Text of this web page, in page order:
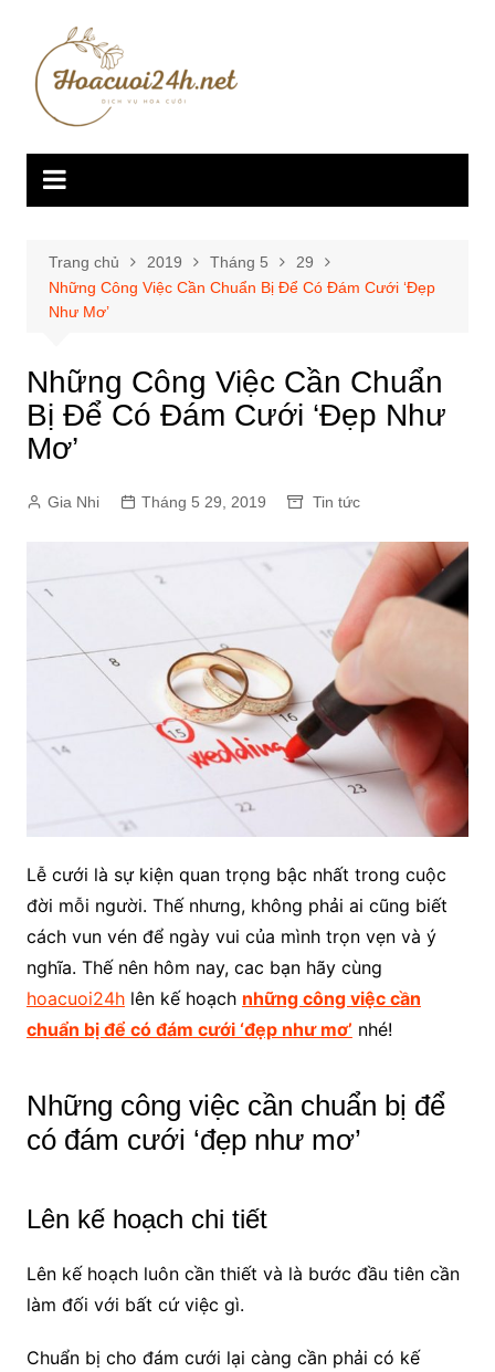
phần
Trang chủ 2019 Tháng 5
29
Những Công Việc Cần Chuẩn Bị Để Có Đám Cưới ‘Đẹp
Như Mơ’
Những Công Việc Cần Chuẩn
Bị Để Có Đám Cưới ‘Đẹp Như
Mơ’
Gia Nhi Tháng 5 29, 2019 Tin tức
Lễ cưới là sự kiện quan trọng bậc nhất trong cuộc
đời mỗi người. Thế nhưng, không phải ai cũng biết
cách vun vén để ngày vui của mình trọn vẹn và ý
nghĩa. Thế nên hôm nay, cac bạn hãy cùng
hoacuoi24hlên kế hoạch những công việc cần
chuẩn bị để có đám cưới ‘đẹp như mơ’ nhé!
Những công việc cần chuẩn bị để
có đám cưới ‘đẹp như mơ’
Lên kế hoạch chi tiết
Lên kế hoạch luôn cần thiết và là bước đầu tiên cần
làm đối với bất cứ việc gì.
Chuẩn bị cho đám cưới lại càng cần phải có kế